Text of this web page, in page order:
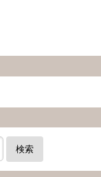
検索